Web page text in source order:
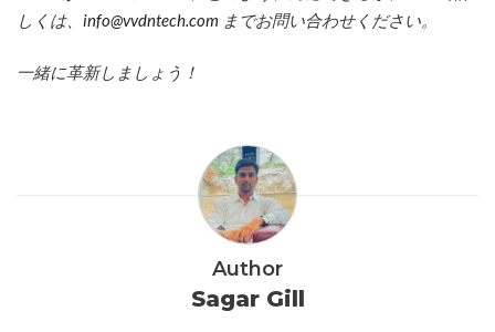
しくは、 info@vvdntech.com までお問い合わせください。
一緒に革新しましょう！
Author
Sagar Gill